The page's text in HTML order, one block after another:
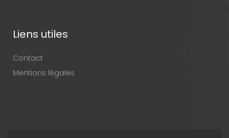
Liens utiles
Contact
Mentions légales